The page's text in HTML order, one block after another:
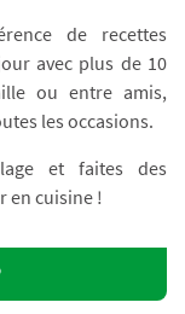
de recettes
avec plus de 10
ou entre amis,
les occasions.
et faites des
en cuisine !